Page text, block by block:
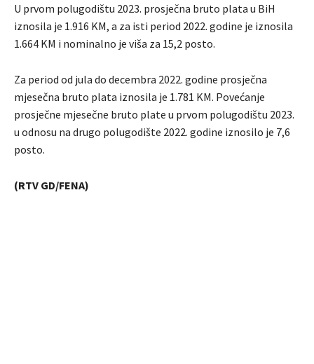
U prvom polugodištu 2023. prosječna bruto plata u BiH
iznosila je 1.916 KM, a za isti period 2022. godine je iznosila
1.664 KM i nominalno je viša za 15,2 posto.
Za period od jula do decembra 2022. godine prosječna
mjesečna bruto plata iznosila je 1.781 KM. Povećanje
prosječne mjesečne bruto plate u prvom polugodištu 2023.
u odnosu na drugo polugodište 2022. godine iznosilo je 7,6
posto.
(RTV GD/FENA)